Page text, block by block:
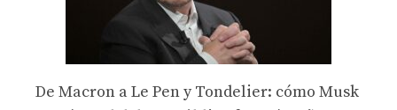
De Macron a Le Pen y Tondelier: cómo Musk